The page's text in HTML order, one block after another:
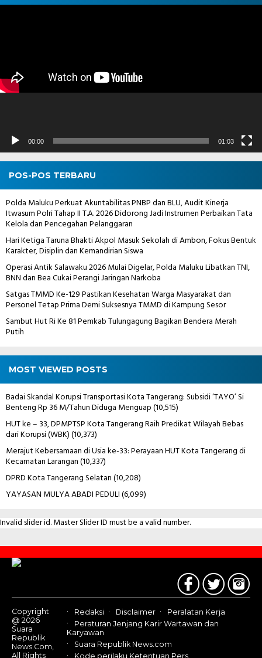
Pemutar
00:00 01:03
POS-POS TERBARU
Polda Maluku Perkuat Akuntabilitas PNBP dan BLU, Audit Kinerja
Itwasum Polri Tahap II T.A. 2026 Didorong Jadi Instrumen Perbaikan Tata
Kelola dan Pencegahan Pelanggaran
Hari Ketiga Taruna Bhakti Akpol Masuk Sekolah di Ambon, Fokus Bentuk
Karakter, Disiplin dan Kemandirian Siswa
Operasi Antik Salawaku 2026 Mulai Digelar, Polda Maluku Libatkan TNI,
BNN dan Bea Cukai Perangi Jaringan Narkoba
Satgas TMMD Ke-129 Pastikan Kesehatan Warga Masyarakat dan
Personel Tetap Prima Demi Suksesnya TMMD di Kampung Sesor
Sambut Hut Ri Ke 81 Pemkab Tulungagung Bagikan Bendera Merah
Putih
MOST VIEWED POSTS
Badai Skandal Korupsi Transportasi Kota Tangerang: Subsidi ‘TAYO’ Si
Benteng Rp 36 M/Tahun Diduga Menguap(10,515)
HUT ke – 33, DPMPTSP Kota Tangerang Raih Predikat Wilayah Bebas
dari Korupsi (WBK)(10,373)
Merajut Kebersamaan di Usia ke-33: Perayaan HUT Kota Tangerang di
Kecamatan Larangan(10,337)
DPRD Kota Tangerang Selatan(10,208)
YAYASAN MULYA ABADI PEDULI(6,099)
Invalid slider id. Master Slider ID must be a valid number.
Contact
Us
Copyright
@ 2026
Suara
Republik
News.Com,
All Rights
Redaksi Disclaimer
Peralatan Kerja
Peraturan Jenjang Karir Wartawan dan
Karyawan
Suara Republik News.com